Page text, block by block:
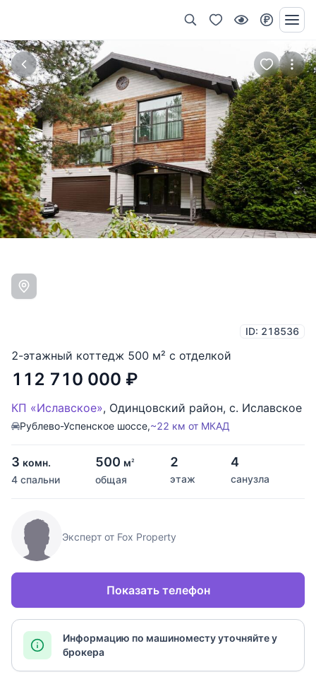
ID: 218536
2-этажный коттедж 500 м² с отделкой
112 710 000 ₽
КП «Иславское», Одинцовский район, с. Иславское
Рублево-Успенское шоссе,~22 км от МКАД
3 комн.
4 спальни
500 м2
общая
2
этаж
4
санузла
Эксперт от Fox Property
Показать телефон
Информацию по машиноместу уточняйте у
брокера